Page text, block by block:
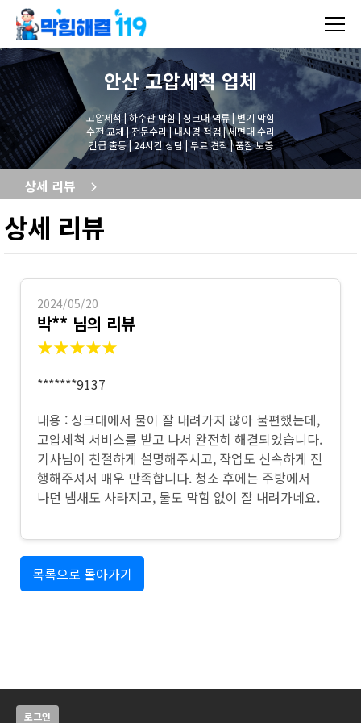
안산 고압세척업체
고압세척 | 하수관 막힘 | 싱크대 역류 | 변기 막힘
수전 교체 | 전문수리 | 내시경 점검 | 세면대 수리
긴급 출동 | 24시간 상담 | 무료 견적 | 품질 보증
상세 리뷰
상세 리뷰
2024/05/20
박** 님의 리뷰
★★★★★
*******9137
내용 : 싱크대에서 물이 잘 내려가지 않아 불편했는데,
고압세척 서비스를 받고 나서 완전히 해결되었습니다.
기사님이 친절하게 설명해주시고, 작업도 신속하게 진
행해주셔서 매우 만족합니다. 청소 후에는 주방에서
나던 냄새도 사라지고, 물도 막힘 없이 잘 내려가네요.
목록으로 돌아가기
로그인